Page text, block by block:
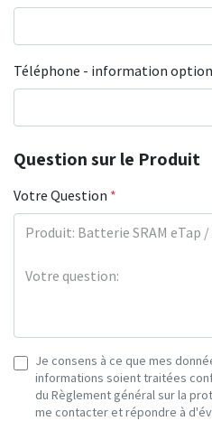
Téléphone - information
Question sur le Produit
Votre Question *
Je consens à ce que mes
informations soient traitées
du Règlement général sur la
me contacter et répondre à